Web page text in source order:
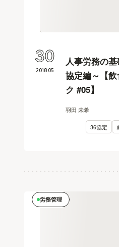
人事労務の
協定編～【
ク #05】
羽田 未希
36協定
2018.05
30
労務管理